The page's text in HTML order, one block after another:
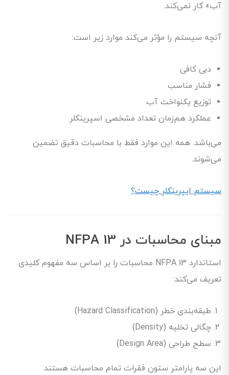
آب» کار نمی‌کند.
آنچه سیستم را مؤثر می‌کند موارد زیر است:
دبی کافی
فشار مناسب
توزیع یکنواخت آب
عملکرد هم‌زمان تعداد مشخصی اسپرینکلر
می‌باشد. همه این موارد فقط با محاسبات دقیق تضمین
می‌شوند.
سیستم ایپرینکلر چیست؟
مبنای محاسبات در NFPA 13
استاندارد NFPA 13 محاسبات را بر اساس سه مفهوم کلیدی
تعریف می‌کند:
طبقه‌بندی خطر (Hazard Classification)
چگالی تخلیه (Density)
سطح طراحی (Design Area)
این سه پارامتر ستون فقرات تمام محاسبات هستند.